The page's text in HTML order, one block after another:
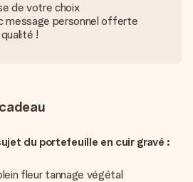
de votre choix
message personnel offerte
!
du portefeuille en cuir gravé :
fleur tannage végétal